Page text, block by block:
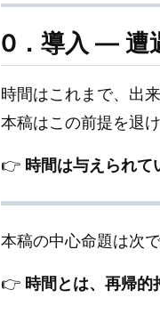
0．導入 — 遭
時間はこれまで、出
本稿はこの前提を退け
👉 時間は与えられて
本稿の中心命題は次で
👉 時間とは、再帰的